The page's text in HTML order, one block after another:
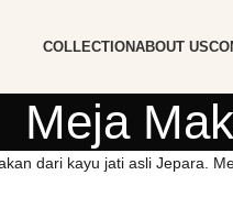
COLLECTIONABOUT US
Meja
dari kayu jati asli Jepara.